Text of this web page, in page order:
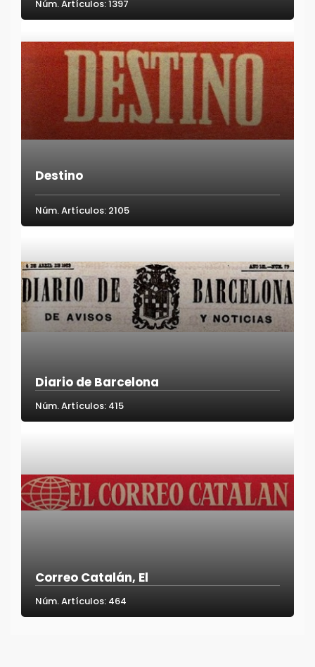
Núm. Artículos: 1397
Destino
Núm. Artículos: 2105
Diario de Barcelona
Núm. Artículos: 415
Correo Catalán, El
Núm. Artículos: 464